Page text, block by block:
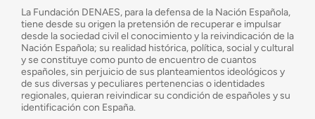
¿Cuáles son nuestros objetivos?
Consejo Asesor
La Fundación DENAES, para la defensa de la Nación Española,
tiene desde su origen la pretensión de recuperar e impulsar
desde la sociedad civil el conocimiento y la reivindicación de la
Nación Española; su realidad histórica, política, social y cultural
y se constituye como punto de encuentro de cuantos
españoles, sin perjuicio de sus planteamientos ideológicos y
de sus diversas y peculiares pertenencias o identidades
regionales, quieran reivindicar su condición de españoles y su
identificación con España.